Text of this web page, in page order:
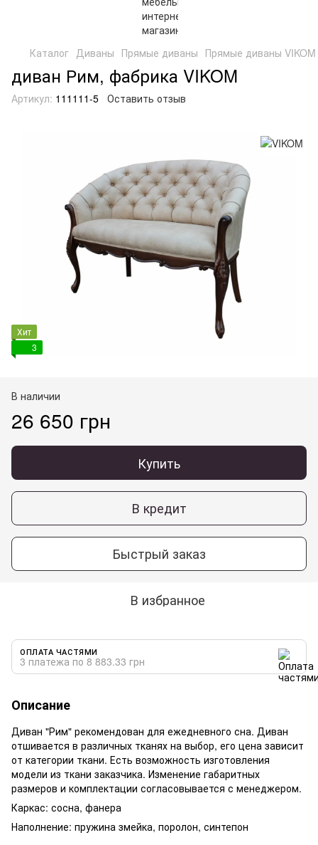
Каталог Диваны Прямые диваны Прямые диваны VIKOM
диван Рим, фабрика VIKOM
Артикул: 111111-5 Оставить отзыв
Хит
3
В наличии
26 650 грн
Купить
В кредит
Быстрый заказ
В избранное
ОПЛАТА ЧАСТЯМИ
3 платежа по 8 883.33 грн
Описание
Диван "Рим" рекомендован для ежедневного сна. Диван
отшивается в различных тканях на выбор, его цена зависит
от категории ткани. Есть возможность изготовления
модели из ткани заказчика. Изменение габаритных
размеров и комплектации согласовывается с менеджером.
Каркас: сосна, фанера
Наполнение: пружина змейка, поролон, синтепон